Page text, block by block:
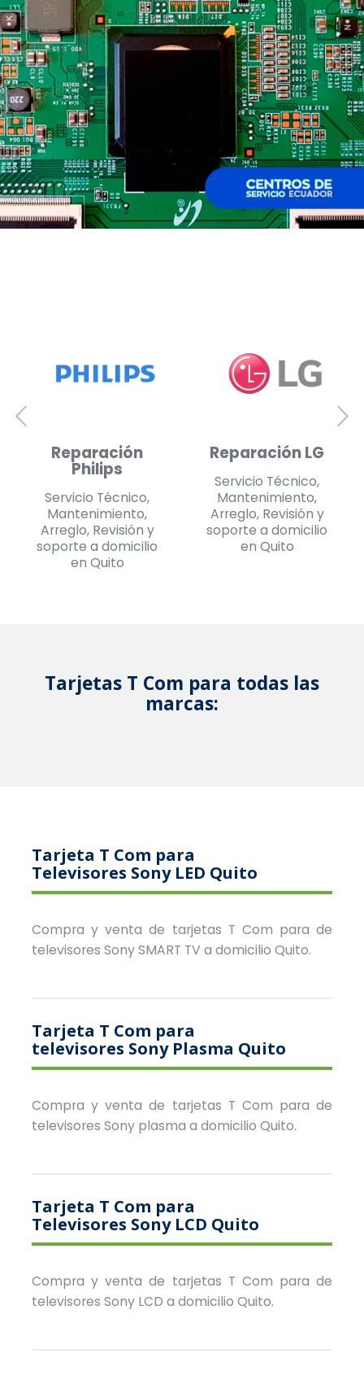
Reparación
Daewoo
Servicio Técnico,
Mantenimiento,
Arreglo, Revisión y
soporte a domicilio
en Quito
Reparación
Challenger
Servicio Técnico,
Mantenimiento,
Arreglo, Revisión y
soporte a domicilio
Tarjetas T Com para todas las
marcas:
Tarjeta T Com para
Televisores Sony LED Quito
Compra y venta de tarjetas T Com para de
televisores Sony SMART TV a domicilio Quito.
Tarjeta T Com para
televisores Sony Plasma Quito
Compra y venta de tarjetas T Com para de
televisores Sony plasma a domicilio Quito.
Tarjeta T Com para
Televisores Sony LCD Quito
Compra y venta de tarjetas T Com para de
televisores Sony LCD a domicilio Quito.